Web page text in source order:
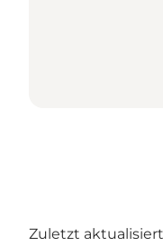
Zuletzt